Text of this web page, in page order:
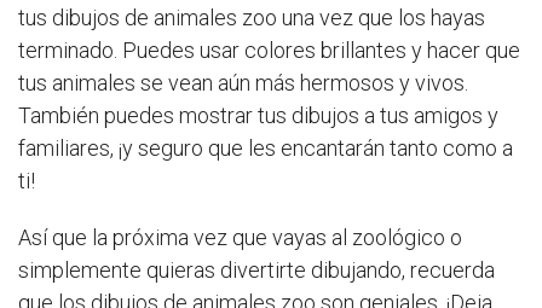
tus dibujos de animales zoo una vez que los hayas
terminado. Puedes usar colores brillantes y hacer que
tus animales se vean aún más hermosos y vivos.
También puedes mostrar tus dibujos a tus amigos y
familiares, ¡y seguro que les encantarán tanto como a
ti!
Así que la próxima vez que vayas al zoológico o
simplemente quieras divertirte dibujando, recuerda
que los dibujos de animales zoo son geniales. ¡Deja